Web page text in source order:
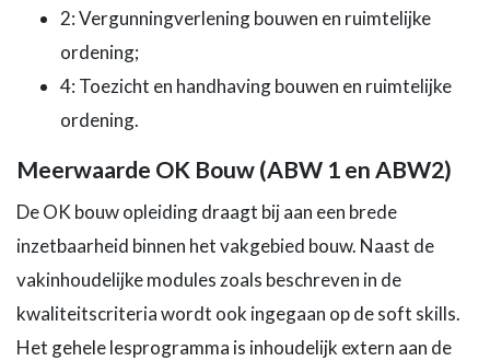
2: Vergunningverlening bouwen en ruimtelijke
ordening;
4: Toezicht en handhaving bouwen en ruimtelijke
ordening.
Meerwaarde OK Bouw (ABW 1 en ABW2)
De OK bouw opleiding draagt bij aan een brede
inzetbaarheid binnen het vakgebied bouw. Naast de
vakinhoudelijke modules zoals beschreven in de
kwaliteitscriteria wordt ook ingegaan op de soft skills.
Het gehele lesprogramma is inhoudelijk extern aan de